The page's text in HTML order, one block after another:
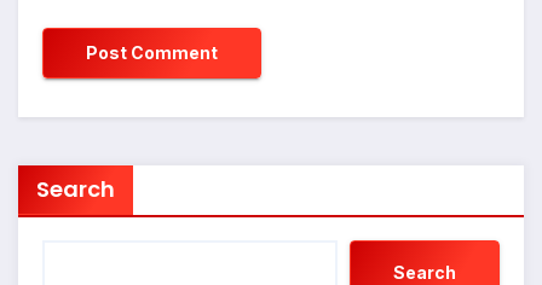
Search
Search